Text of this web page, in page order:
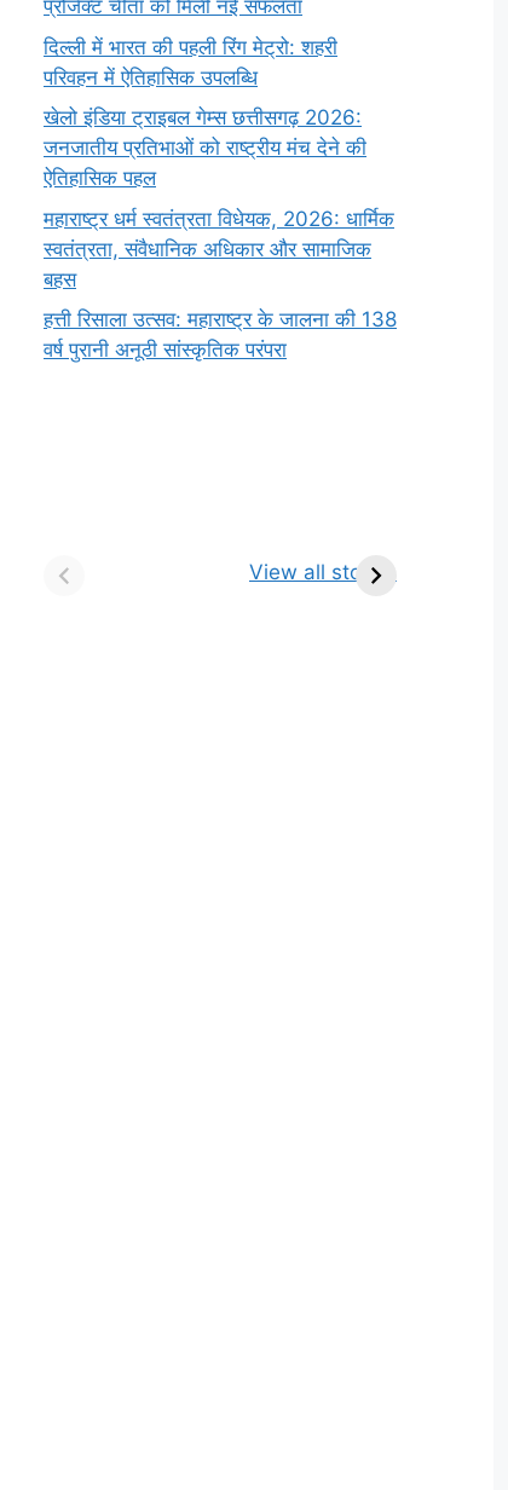
प्रोजेक्ट चीता को मिली नई सफलता
दिल्ली में भारत की पहली रिंग मेट्रो: शहरी
परिवहन में ऐतिहासिक उपलब्धि
खेलो इंडिया ट्राइबल गेम्स छत्तीसगढ़ 2026:
जनजातीय प्रतिभाओं को राष्ट्रीय मंच देने की
ऐतिहासिक पहल
महाराष्ट्र धर्म स्वतंत्रता विधेयक, 2026: धार्मिक
स्वतंत्रता, संवैधानिक अधिकार और सामाजिक
बहस
हत्ती रिसाला उत्सव: महाराष्ट्र के जालना की 138
वर्ष पुरानी अनूठी सांस्कृतिक परंपरा
View all stories
किसे कहते है? परिभाषा,
ज्योतिर्लिंग | नाम, स्थान एवं